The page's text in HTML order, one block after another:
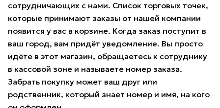
сотрудничающих с нами. Список торговых точек,
которые принимают заказы от нашей компании
появится у вас в корзине. Когда заказ поступит в
ваш город, вам придёт уведомление. Вы просто
идёте в этот магазин, обращаетесь к сотруднику
в кассовой зоне и называете номер заказа.
Забрать покупку может ваш друг или
родственник, который знает номер и имя, на кого